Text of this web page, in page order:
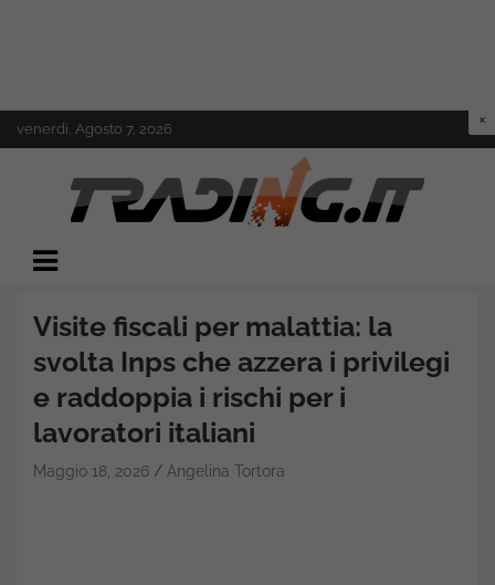
to
venerdì, Agosto 7, 2026
Trading.it
Visite fiscali per malattia: la
svolta Inps che azzera i privilegi
e raddoppia i rischi per i
lavoratori italiani
Maggio 18, 2026 Angelina Tortora